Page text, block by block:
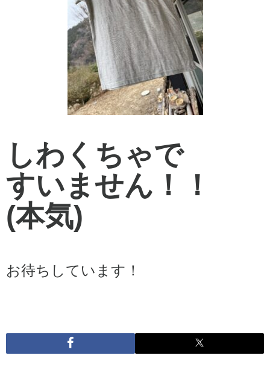
しわくちゃで
すいません！！
(本気)
お待ちしています！